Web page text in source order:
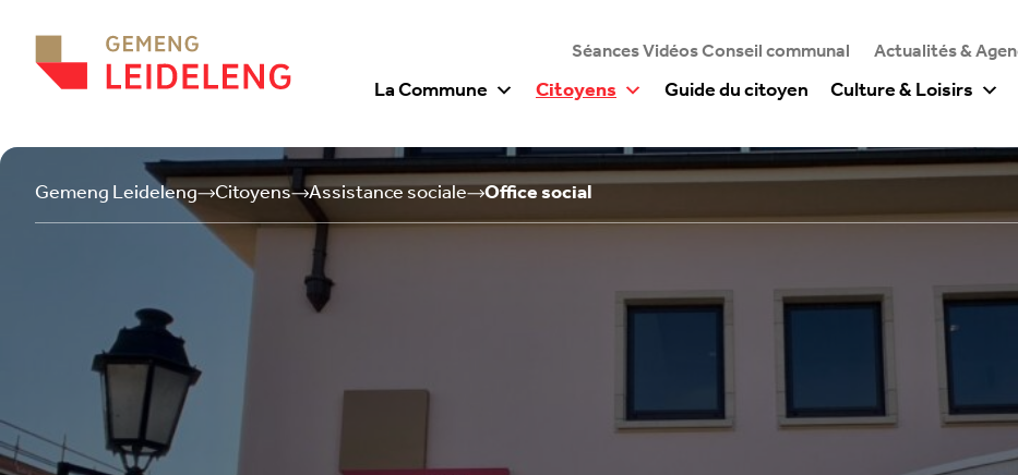
Séances Vidéos Conseil communal Actualités &
La Commune Citoyens Guide du citoyen Culture & Loisirs
Gemeng Leideleng Citoyens Assistance sociale Office social